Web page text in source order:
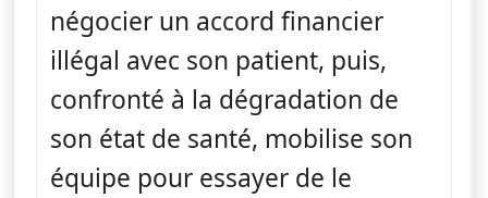
négocier un accord financier
illégal avec son patient, puis,
confronté à la dégradation de
son état de santé, mobilise son
équipe pour essayer de le